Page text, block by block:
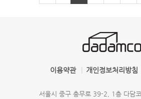
이용약관 개인정보처리방침
서울시 중구 충무로 39-2, 1층 다담코